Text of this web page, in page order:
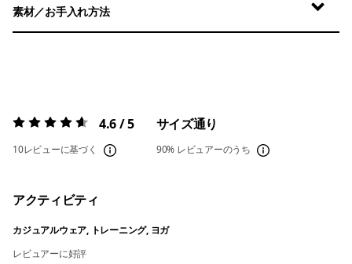
素材／お手入れ方法
評価:4.6 / 5 4.6 / 5
10レビューに基づく
サイズ通り
90% レビュアーのうち
アクティビティ
カジュアルウェア, トレーニング, ヨガ
レビュアーに好評